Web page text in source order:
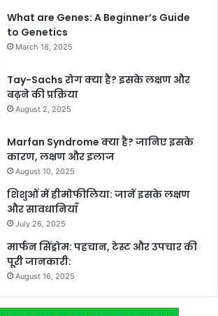
What are Genes: A Beginner’s Guide
to Genetics
March 18, 2025
Tay-Sachs रोग क्या है? इसके लक्षण और
बढ़ने की प्रक्रिया
August 2, 2025
Marfan Syndrome क्या है? जानिए इसके
कारण, लक्षण और इलाज
August 10, 2025
शिशुओं में हीमोफीलिया: जानें इसके लक्षण
और सावधानियाँ
July 26, 2025
मार्फन सिंड्रोम: पहचान, टेस्ट और उपचार की
पूरी जानकारी:
August 16, 2025